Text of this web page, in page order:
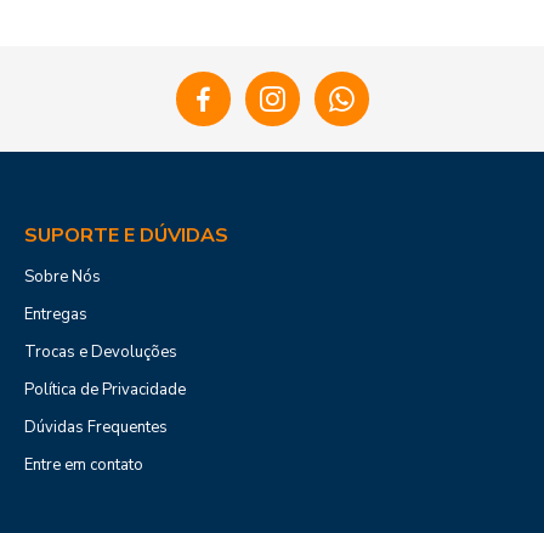
SUPORTE E DÚVIDAS
Sobre Nós
Entregas
Trocas e Devoluções
Política de Privacidade
Dúvidas Frequentes
Entre em contato